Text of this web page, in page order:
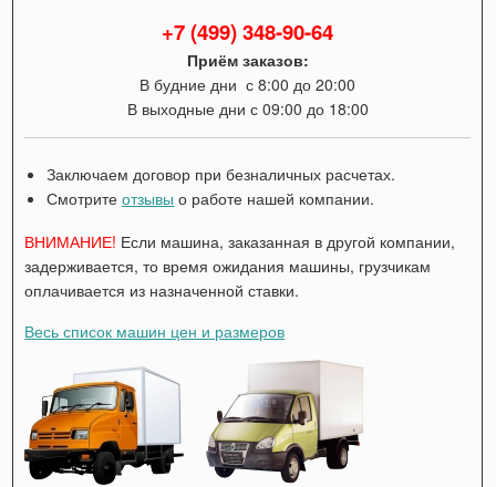
+7 (499) 348-90-64
Приём заказов:
В будние дни с 8:00 до 20:00
В выходные дни с 09:00 до 18:00
Заключаем договор при безналичных расчетах.
Смотритеотзывы о работе нашей компании.
ВНИМАНИЕ! Если машина, заказанная в другой компании,
задерживается, то время ожидания машины, грузчикам
оплачивается из назначенной ставки.
Весь список машин цен и размеров